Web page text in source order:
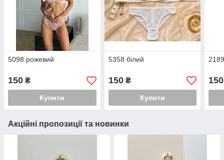
5098 рожевий
150 ₴
Купити
5358 білий
150₴
Купити
150
Акційні пропозиції та новинки